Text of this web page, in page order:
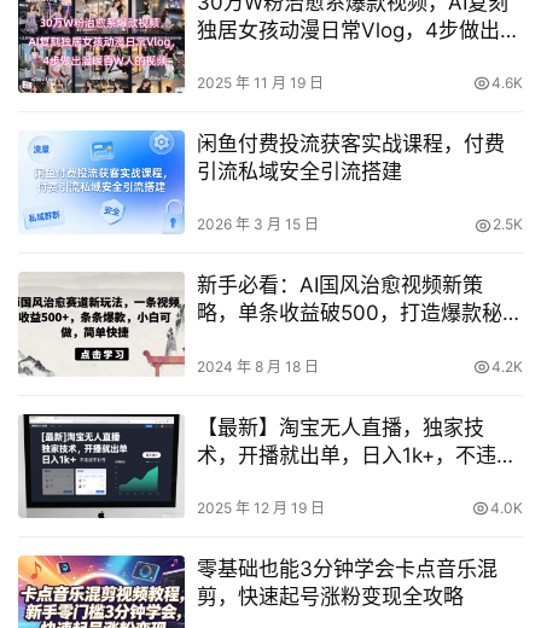
独居女孩动漫日常Vlog，4步做出温
2025 年 11 月 19 日 4.6K
闲鱼付费投流获客实战课程，付费
引流私域安全引流搭建
2026 年 3 月 15 日 2.5K
新手必看：AI国风治愈视频新策
略，单条收益破500，打造爆款秘
2024 年 8 月 18 日 4.2K
【最新】淘宝无人直播，独家技
术，开播就出单，日入1k+，不违规
2025 年 12 月 19 日 4.0K
零基础也能3分钟学会卡点音乐混
剪，快速起号涨粉变现全攻略